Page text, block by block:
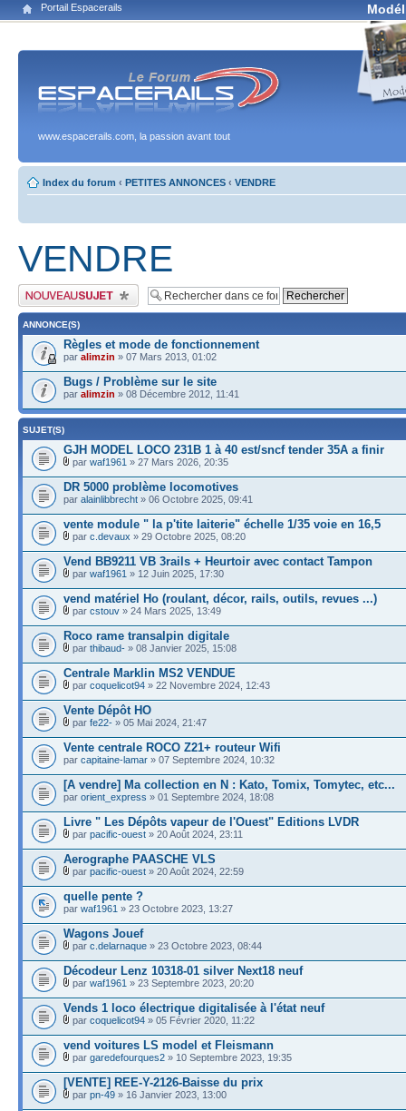
Portail Espacerails
www.espacerails.com, la passion avant tout
Index du forum ‹ PETITES ANNONCES ‹ VENDRE
VENDRE
Publier un nouveau sujet
ANNONCE(S)
Règles et mode de fonctionnement
par alimzin » 07 Mars 2013, 01:02
Bugs / Problème sur le site
par alimzin » 08 Décembre 2012, 11:41
SUJET(S)
GJH MODEL LOCO 231B 1 à 40 est/sncf tender 35A a finir
par waf1961 » 27 Mars 2026, 20:35
DR 5000 problème locomotives
par alainlibbrecht » 06 Octobre 2025, 09:41
vente module " la p'tite laiterie" échelle 1/35 voie en 16,5
par c.devaux » 29 Octobre 2025, 08:20
Vend BB9211 VB 3rails + Heurtoir avec contact Tampon
par waf1961 » 12 Juin 2025, 17:30
vend matériel Ho (roulant, décor, rails, outils, revues ...)
par cstouv » 24 Mars 2025, 13:49
Roco rame transalpin digitale
par thibaud- » 08 Janvier 2025, 15:08
Centrale Marklin MS2 VENDUE
par coquelicot94 » 22 Novembre 2024, 12:43
Vente Dépôt HO
par fe22- » 05 Mai 2024, 21:47
Vente centrale ROCO Z21+ routeur Wifi
par capitaine-lamar » 07 Septembre 2024, 10:32
[A vendre] Ma collection en N : Kato, Tomix, Tomytec, etc...
par orient_express » 01 Septembre 2024, 18:08
Livre " Les Dépôts vapeur de l'Ouest" Editions LVDR
par pacific-ouest » 20 Août 2024, 23:11
Aerographe PAASCHE VLS
par pacific-ouest » 20 Août 2024, 22:59
quelle pente ?
par waf1961 » 23 Octobre 2023, 13:27
Wagons Jouef
par c.delarnaque » 23 Octobre 2023, 08:44
Décodeur Lenz 10318-01 silver Next18 neuf
par waf1961 » 23 Septembre 2023, 20:20
Vends 1 loco électrique digitalisée à l'état neuf
par coquelicot94 » 05 Février 2020, 11:22
vend voitures LS model et Fleismann
par garedefourques2 » 10 Septembre 2023, 19:35
[VENTE] REE-Y-2126-Baisse du prix
par pn-49 » 16 Janvier 2023, 13:00